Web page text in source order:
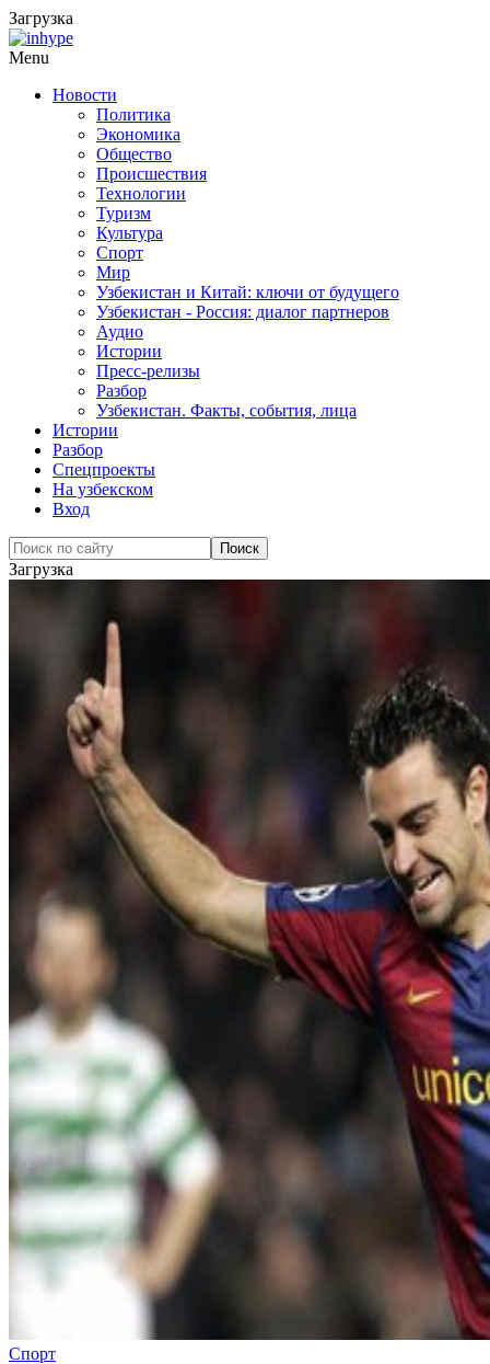
Загрузка
Menu
Новости
Политика
Экономика
Общество
Происшествия
Технологии
Туризм
Культура
Спорт
Мир
Узбекистан и Китай: ключи от будущего
Узбекистан - Россия: диалог партнеров
Аудио
Истории
Пресс-релизы
Разбор
Узбекистан. Факты, события, лица
Истории
Разбор
Спецпроекты
На узбекском
Вход
Загрузка
Спорт